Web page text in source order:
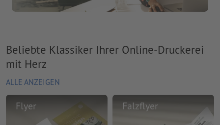
Beliebte Klassiker Ihrer Online-Druckerei
mit Herz
ALLE ANZEIGEN
Flyer Falzflyer